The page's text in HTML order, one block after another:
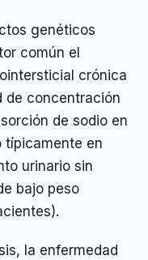
genéticos
común el
crónica
de concentración
de sodio en
típicamente en
urinario sin
bajo peso
la enfermedad